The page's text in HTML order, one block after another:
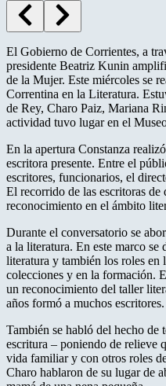
El Gobierno de Corrientes, a
presidente Beatriz Kunin
de la Mujer. Este miércoles se
Correntina en la Literatura.
de Rey, Charo Paiz, Mariana
actividad tuvo lugar en el
En la apertura Constanza
escritora presente. Entre el
escritores, funcionarios, el
El recorrido de las escritoras de
reconocimiento en el ámbito
Durante el conversatorio se
a la literatura. En este marco
literatura y también los roles en
colecciones y en la formación.
un reconocimiento del taller
años formó a muchos escritores.
También se habló del hecho de
escritura – poniendo de relieve
vida familiar y con otros roles
Charo hablaron de su lugar de